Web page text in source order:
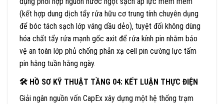
(kết hợp dung dịch tẩy rửa hữu cơ trung tính chuyên dụng
để bóc tách sạch lớp váng dầu dẻo), tuyệt đối không dùng
hóa chất tẩy rửa mạnh gốc axit để rửa kính pin nhằm bảo
vệ an toàn lớp phủ chống phản xạ cell pin cường lực tấm
pin hằng tuần hằng ngày.
🛠 HỒ SƠ KỸ THUẬT TẦNG 04: KẾT LUẬN THỰC ĐIỆN
Giải ngân nguồn vốn CapEx xây dựng một hệ thống trạm